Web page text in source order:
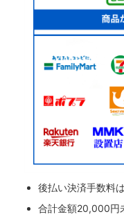
後払い決済手数料
合計金額20,000円